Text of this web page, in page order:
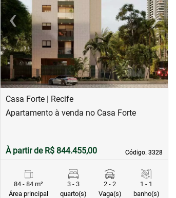
‹
Previous ›Next
Casa Forte | Recife
Código. 3328
Código. 3328
Apartamento à venda no Casa Forte
À partir de R$ 844.455,00
84 - 84 m²
Área principal
3 - 3
quarto(s)
2 - 2
Vaga(s)
1 - 1
banho(s)